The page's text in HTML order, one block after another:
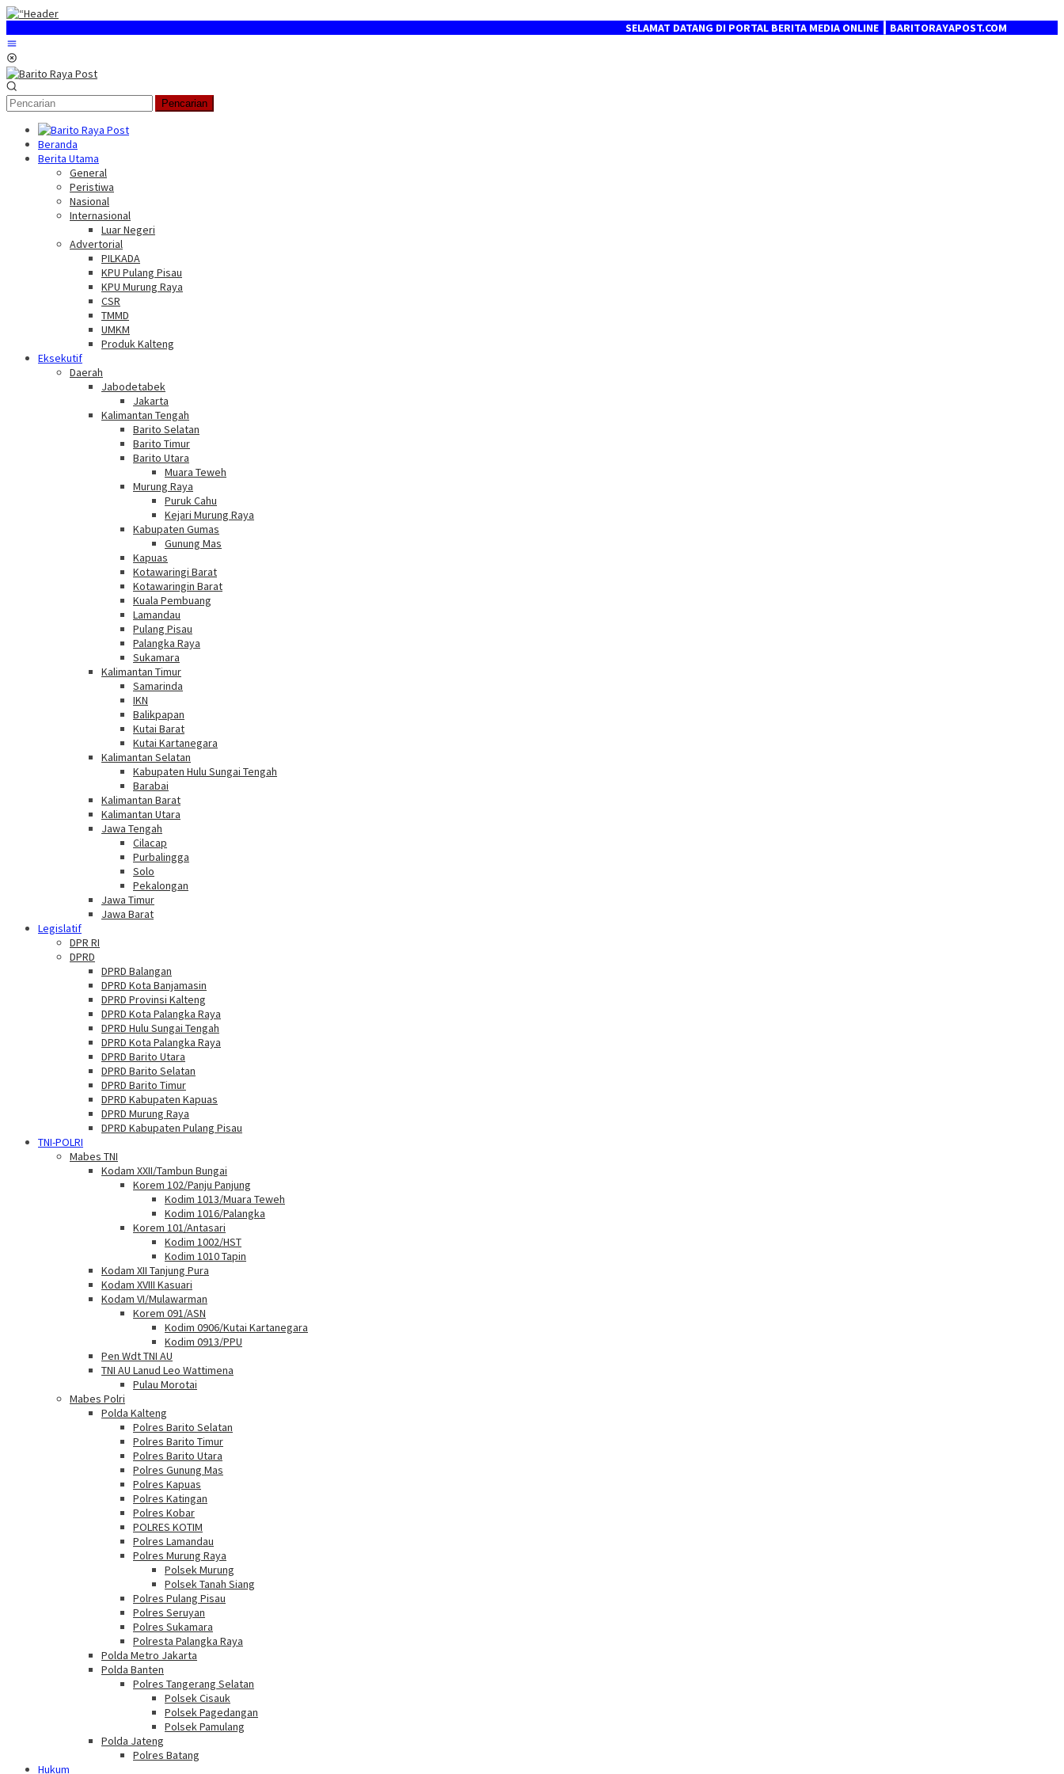
Loncat
konten
SELAMAT DATANG DI PORTAL BERITA MEDIA ONLINE ┃ BARITORAYAPOST.COM
Pencarian
Beranda
Berita Utama
General
Peristiwa
Nasional
Internasional
Luar Negeri
Advertorial
PILKADA
KPU Pulang Pisau
KPU Murung Raya
CSR
TMMD
UMKM
Produk Kalteng
Eksekutif
Daerah
Jabodetabek
Jakarta
Kalimantan Tengah
Barito Selatan
Barito Timur
Barito Utara
Muara Teweh
Murung Raya
Puruk Cahu
Kejari Murung Raya
Kabupaten Gumas
Gunung Mas
Kapuas
Kotawaringi Barat
Kotawaringin Barat
Kuala Pembuang
Lamandau
Pulang Pisau
Palangka Raya
Sukamara
Kalimantan Timur
Samarinda
IKN
Balikpapan
Kutai Barat
Kutai Kartanegara
Kalimantan Selatan
Kabupaten Hulu Sungai Tengah
Barabai
Kalimantan Barat
Kalimantan Utara
Jawa Tengah
Cilacap
Purbalingga
Solo
Pekalongan
Jawa Timur
Jawa Barat
Legislatif
DPR RI
DPRD
DPRD Balangan
DPRD Kota Banjamasin
DPRD Provinsi Kalteng
DPRD Kota Palangka Raya
DPRD Hulu Sungai Tengah
DPRD Kota Palangka Raya
DPRD Barito Utara
DPRD Barito Selatan
DPRD Barito Timur
DPRD Kabupaten Kapuas
DPRD Murung Raya
DPRD Kabupaten Pulang Pisau
TNI-POLRI
Mabes TNI
Kodam XXII/Tambun Bungai
Korem 102/Panju Panjung
Kodim 1013/Muara Teweh
Kodim 1016/Palangka
Korem 101/Antasari
Kodim 1002/HST
Kodim 1010 Tapin
Kodam XII Tanjung Pura
Kodam XVIII Kasuari
Kodam VI/Mulawarman
Korem 091/ASN
Kodim 0906/Kutai Kartanegara
Kodim 0913/PPU
Pen Wdt TNI AU
TNI AU Lanud Leo Wattimena
Pulau Morotai
Mabes Polri
Polda Kalteng
Polres Barito Selatan
Polres Barito Timur
Polres Barito Utara
Polres Gunung Mas
Polres Kapuas
Polres Katingan
Polres Kobar
POLRES KOTIM
Polres Lamandau
Polres Murung Raya
Polsek Murung
Polsek Tanah Siang
Polres Pulang Pisau
Polres Seruyan
Polres Sukamara
Polresta Palangka Raya
Polda Metro Jakarta
Polda Banten
Polres Tangerang Selatan
Polsek Cisauk
Polsek Pagedangan
Polsek Pamulang
Polda Jateng
Polres Batang
Hukum